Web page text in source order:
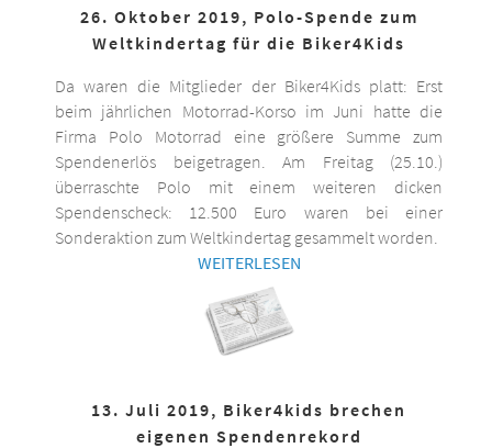
26. Oktober 2019, Polo-Spende zum
Weltkindertag für die Biker4Kids
Da waren die Mitglieder der Biker4Kids platt: Erst
beim jährlichen Motorrad-Korso im Juni hatte die
Firma Polo Motorrad eine größere Summe zum
Spendenerlös beigetragen. Am Freitag (25.10.)
überraschte Polo mit einem weiteren dicken
Spendenscheck: 12.500 Euro waren bei einer
Sonderaktion zum Weltkindertag gesammelt worden.
WEITERLESEN
13. Juli 2019, Biker4kids brechen
eigenen Spendenrekord